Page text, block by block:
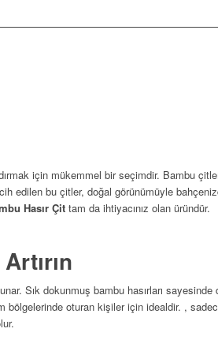
için mükemmel bir seçimdir. Bambu
edilen bu çitler, doğal görünümüyle
Hasır Çit tam da ihtiyacınız olan üründür.
Sık dokunmuş bambu hasırları sayesinde
bölgelerinde oturan kişiler için idealdir. ,